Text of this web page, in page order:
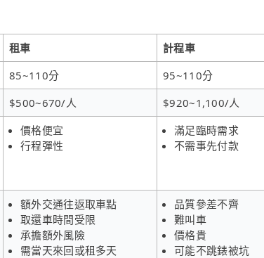
租車
計程車
85~110分
95~110分
$500~670/人
$920~1,100/人
價格便宜
行程彈性
滿足臨時需求
不需事先付款
額外交通往返取車點
取還車時間受限
承擔額外風險
需當天來回或租多天
品質參差不齊
難叫車
價格貴
可能不跳錶被坑